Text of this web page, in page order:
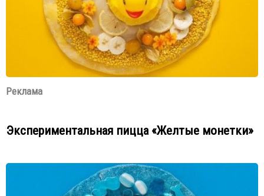
Реклама
Экспериментальная пицца «Желтые монетки»